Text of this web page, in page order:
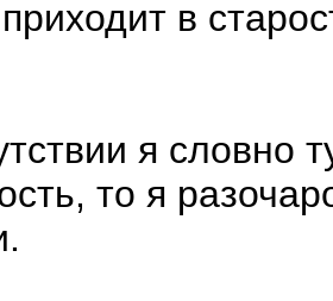
в
я словно
то я